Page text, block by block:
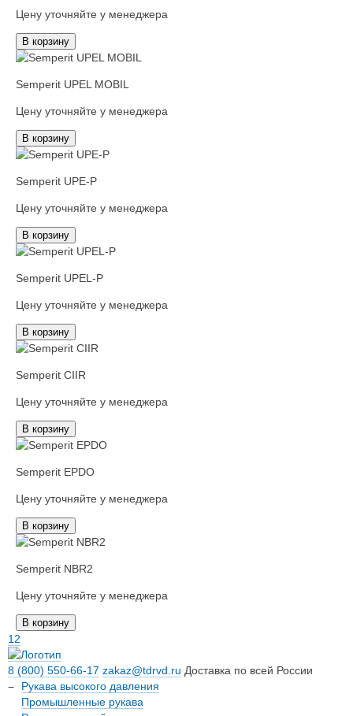
Цену уточняйте у менеджера
В корзину
Semperit UPEL MOBIL
Цену уточняйте у менеджера
В корзину
Semperit UPE-P
Цену уточняйте у менеджера
В корзину
Semperit UPEL-P
Цену уточняйте у менеджера
В корзину
Semperit CIIR
Цену уточняйте у менеджера
В корзину
Semperit EPDO
Цену уточняйте у менеджера
В корзину
Semperit NBR2
Цену уточняйте у менеджера
В корзину
1 2
8 (800) 550-66-17 zakaz@tdrvd.ru Доставка по всей России
Рукава высокого давления
Промышленные рукава